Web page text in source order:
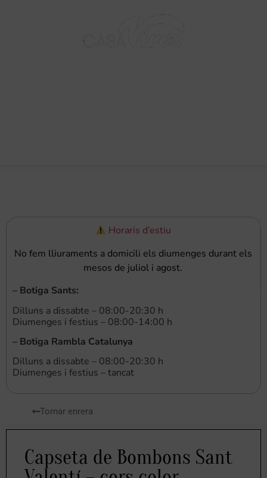
BARCELONA - 1895
Horaris d’estiu
No fem lliuraments a domicili els diumenges durant els
mesos de juliol i agost.
– Botiga Sants:
Dilluns a dissabte – 08:00-20:30 h
Diumenges i festius – 08:00-14:00 h
– Botiga Rambla Catalunya
Dilluns a dissabte – 08:00-20:30 h
Diumenges i festius – tancat
Tornar enrera
Capseta de Bombons Sant